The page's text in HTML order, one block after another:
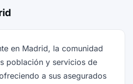
en Madrid, la comunidad
población y servicios de
a sus asegurados